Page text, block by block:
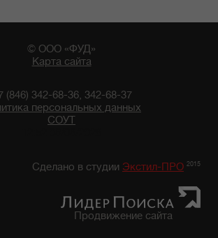
© ООО «ФУД»
Карта сайта
(846) 342-68-36, 342-68-37
персональных данных
СОУТ
Сделано в студии Экстил-ПРО 2015
Продвижение сайта